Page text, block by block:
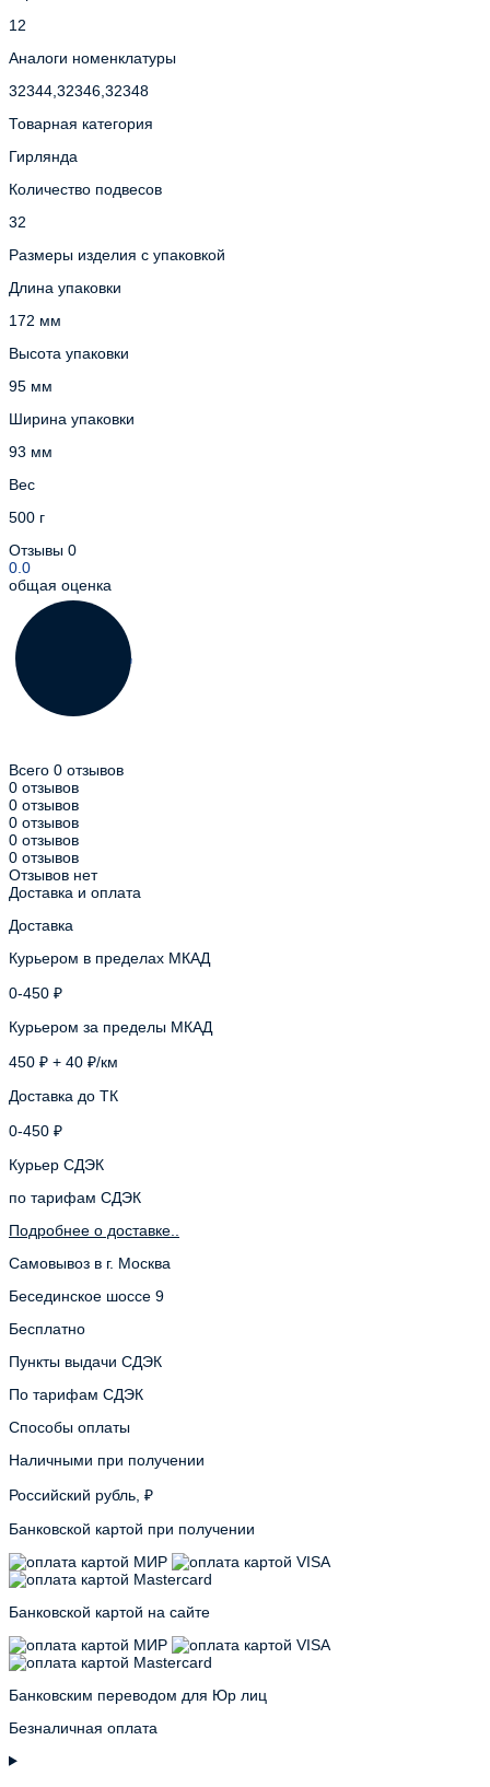
12
Аналоги номенклатуры
32344,32346,32348
Товарная категория
Гирлянда
Количество подвесов
32
Размеры изделия с упаковкой
Длина упаковки
172 мм
Высота упаковки
95 мм
Ширина упаковки
93 мм
Вес
500 г
Отзывы 0
0.0
общая оценка
Всего 0 отзывов
0 отзывов
0 отзывов
0 отзывов
0 отзывов
0 отзывов
Отзывов нет
Доставка и оплата
Доставка
Курьером в пределах МКАД
0-450 ₽
Курьером за пределы МКАД
450 ₽ + 40 ₽/км
Доставка до ТК
0-450 ₽
Курьер СДЭК
по тарифам СДЭК
Подробнее о доставке..
Самовывоз в г. Москва
Бесединское шоссе 9
Бесплатно
Пункты выдачи СДЭК
По тарифам СДЭК
Способы оплаты
Наличными при получении
Российский рубль, ₽
Банковской картой при получении
Банковской картой на сайте
Банковским переводом для Юр лиц
Безналичная оплата